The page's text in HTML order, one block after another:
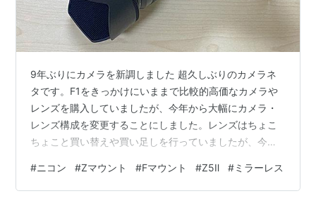
9年ぶりにカメラを新調しました 超久しぶりのカメラネ
タです。F1をきっかけにいままで比較的高価なカメラや
レンズを購入していましたが、今年から大幅にカメラ・
レンズ構成を変更することにしました。レンズはちょこ
ちょこと買い替えや買い足しを行っていましたが、今回
事から気が付けば4年半経過してた・・・↓ 「カメラで
何を撮るか」の変化 前回のカメラ記事を見ればわかるの
#ニコン #Zマウント #Fマウント #Z5Ⅱ #ミラーレス